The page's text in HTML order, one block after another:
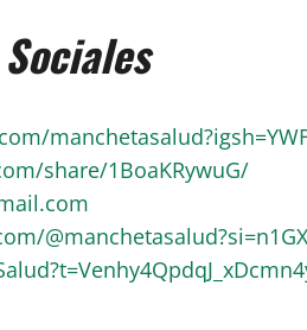
share/1BoaKRywuG/